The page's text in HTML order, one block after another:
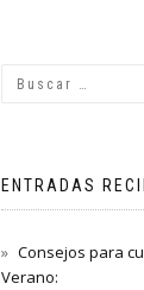
ENTRADAS
Consejos para
Verano: